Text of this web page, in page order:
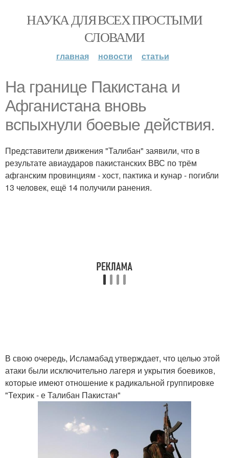
НАУКА ДЛЯ ВСЕХ ПРОСТЫМИ
СЛОВАМИ
главная новости статьи
На границе Пакистана и
Афганистана вновь
вспыхнули боевые действия.
Представители движения "Талибан" заявили, что в
результате авиаударов пакистанских ВВС по трём
афганским провинциям - хост, пактика и кунар - погибли
13 человек, ещё 14 получили ранения.
В свою очередь, Исламабад утверждает, что целью этой
атаки были исключительно лагеря и укрытия боевиков,
которые имеют отношение к радикальной группировке
"Техрик - е Талибан Пакистан"